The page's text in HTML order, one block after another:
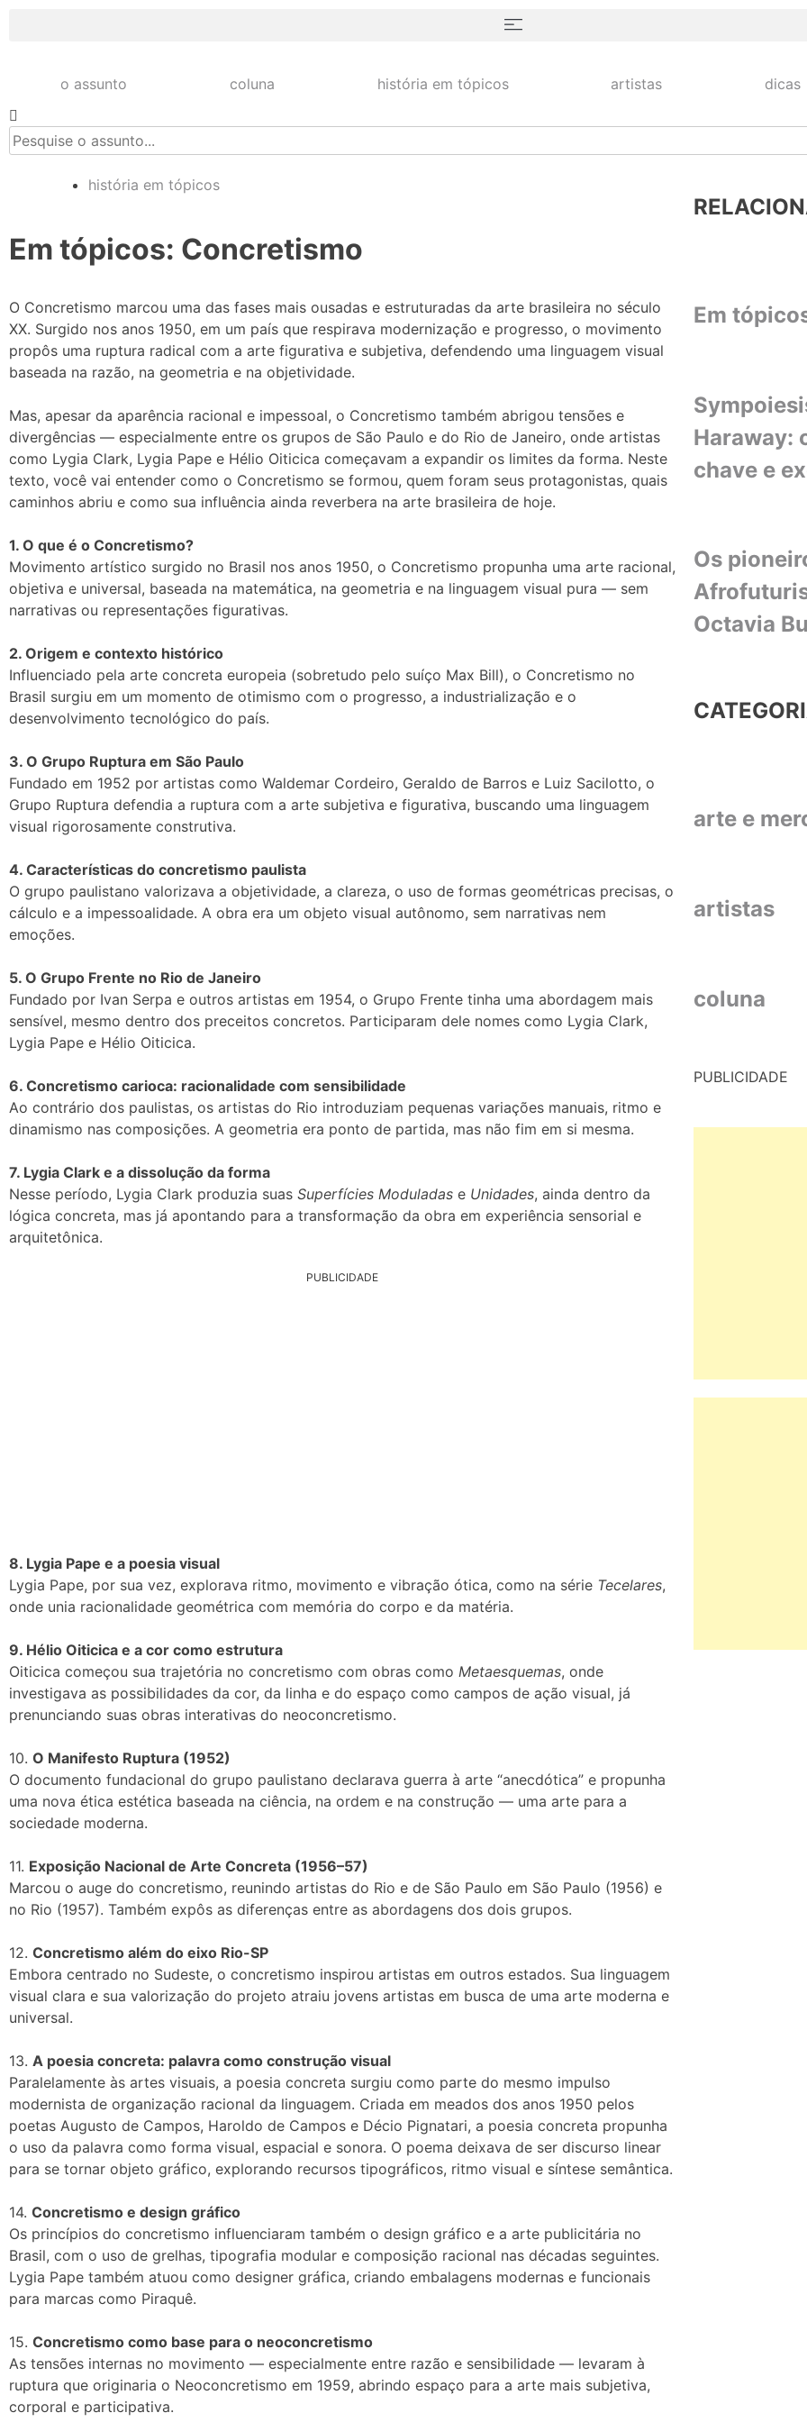
o assunto coluna história em tópicos artistas dicas
história em tópicos
Em tópicos: Concretismo
O Concretismo marcou uma das fases mais ousadas e estruturadas da arte brasileira no século
XX. Surgido nos anos 1950, em um país que respirava modernização e progresso, o movimento
propôs uma ruptura radical com a arte figurativa e subjetiva, defendendo uma linguagem visual
baseada na razão, na geometria e na objetividade.
Mas, apesar da aparência racional e impessoal, o Concretismo também abrigou tensões e
divergências — especialmente entre os grupos de São Paulo e do Rio de Janeiro, onde artistas
como Lygia Clark, Lygia Pape e Hélio Oiticica começavam a expandir os limites da forma. Neste
texto, você vai entender como o Concretismo se formou, quem foram seus protagonistas, quais
caminhos abriu e como sua influência ainda reverbera na arte brasileira de hoje.
1. O que é o Concretismo?
Movimento artístico surgido no Brasil nos anos 1950, o Concretismo propunha uma arte racional,
objetiva e universal, baseada na matemática, na geometria e na linguagem visual pura — sem
narrativas ou representações figurativas.
2. Origem e contexto histórico
Influenciado pela arte concreta europeia (sobretudo pelo suíço Max Bill), o Concretismo no
Brasil surgiu em um momento de otimismo com o progresso, a industrialização e o
desenvolvimento tecnológico do país.
3. O Grupo Ruptura em São Paulo
Fundado em 1952 por artistas como Waldemar Cordeiro, Geraldo de Barros e Luiz Sacilotto, o
Grupo Ruptura defendia a ruptura com a arte subjetiva e figurativa, buscando uma linguagem
visual rigorosamente construtiva.
4. Características do concretismo paulista
O grupo paulistano valorizava a objetividade, a clareza, o uso de formas geométricas precisas, o
cálculo e a impessoalidade. A obra era um objeto visual autônomo, sem narrativas nem
emoções.
5. O Grupo Frente no Rio de Janeiro
Fundado por Ivan Serpa e outros artistas em 1954, o Grupo Frente tinha uma abordagem mais
sensível, mesmo dentro dos preceitos concretos. Participaram dele nomes como Lygia Clark,
Lygia Pape e Hélio Oiticica.
6. Concretismo carioca: racionalidade com sensibilidade
Ao contrário dos paulistas, os artistas do Rio introduziam pequenas variações manuais, ritmo e
dinamismo nas composições. A geometria era ponto de partida, mas não fim em si mesma.
7. Lygia Clark e a dissolução da forma
Nesse período, Lygia Clark produzia suas Superfícies Moduladas e Unidades, ainda dentro da
lógica concreta, mas já apontando para a transformação da obra em experiência sensorial e
arquitetônica.
PUBLICIDADE
8. Lygia Pape e a poesia visual
Lygia Pape, por sua vez, explorava ritmo, movimento e vibração ótica, como na série Tecelares,
onde unia racionalidade geométrica com memória do corpo e da matéria.
9. Hélio Oiticica e a cor como estrutura
Oiticica começou sua trajetória no concretismo com obras como Metaesquemas, onde
investigava as possibilidades da cor, da linha e do espaço como campos de ação visual, já
prenunciando suas obras interativas do neoconcretismo.
10. O Manifesto Ruptura (1952)
O documento fundacional do grupo paulistano declarava guerra à arte “anecdótica” e propunha
uma nova ética estética baseada na ciência, na ordem e na construção — uma arte para a
sociedade moderna.
11. Exposição Nacional de Arte Concreta (1956–57)
Marcou o auge do concretismo, reunindo artistas do Rio e de São Paulo em São Paulo (1956) e
no Rio (1957). Também expôs as diferenças entre as abordagens dos dois grupos.
12. Concretismo além do eixo Rio-SP
Embora centrado no Sudeste, o concretismo inspirou artistas em outros estados. Sua linguagem
visual clara e sua valorização do projeto atraiu jovens artistas em busca de uma arte moderna e
universal.
13. A poesia concreta: palavra como construção visual
Paralelamente às artes visuais, a poesia concreta surgiu como parte do mesmo impulso
modernista de organização racional da linguagem. Criada em meados dos anos 1950 pelos
poetas Augusto de Campos, Haroldo de Campos e Décio Pignatari, a poesia concreta propunha
o uso da palavra como forma visual, espacial e sonora. O poema deixava de ser discurso linear
para se tornar objeto gráfico, explorando recursos tipográficos, ritmo visual e síntese semântica.
14. Concretismo e design gráfico
Os princípios do concretismo influenciaram também o design gráfico e a arte publicitária no
Brasil, com o uso de grelhas, tipografia modular e composição racional nas décadas seguintes.
Lygia Pape também atuou como designer gráfica, criando embalagens modernas e funcionais
para marcas como Piraquê.
15. Concretismo como base para o neoconcretismo
As tensões internas no movimento — especialmente entre razão e sensibilidade — levaram à
ruptura que originaria o Neoconcretismo em 1959, abrindo espaço para a arte mais subjetiva,
corporal e participativa.
Em
Haraway:
chave e
Os
Octavia
arte e
artistas
coluna
PUBLICIDADE